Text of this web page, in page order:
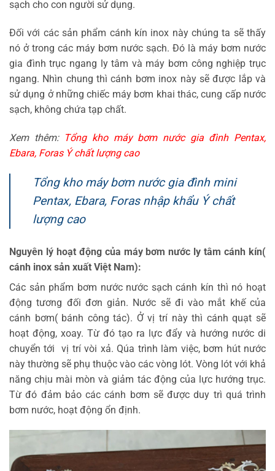
sạch cho con người sử dụng.
Đối với các sản phẩm cánh kín inox này chúng ta sẽ thấy
nó ở trong các máy bơm nước sạch. Đó là máy bơm nước
gia đình trục ngang ly tâm và máy bơm công nghiệp trục
ngang. Nhìn chung thì cánh bơm inox này sẽ được lắp và
sử dụng ở những chiếc máy bơm khai thác, cung cấp nước
sạch, không chứa tạp chất.
Xem thêm: Tổng kho máy bơm nước gia đình Pentax,
Ebara, Foras Ý chất lượng cao
Tổng kho máy bơm nước gia đình mini
Pentax, Ebara, Foras nhập khẩu Ý chất
lượng cao
Nguyên lý hoạt động của máy bơm nước ly tâm cánh kín(
cánh inox sản xuất Việt Nam):
Các sản phẩm bơm nước nước sạch cánh kín thì nó hoạt
động tương đối đơn giản. Nước sẽ đi vào mắt khế của
cánh bơm( bánh công tác). Ở vị trí này thì cánh quạt sẽ
hoạt động, xoay. Từ đó tạo ra lực đẩy và hướng nước di
chuyển tới vị trí vòi xả. Qúa trình làm việc, bơm hút nước
này thường sẽ phụ thuộc vào các vòng lót. Vòng lót với khả
năng chịu mài mòn và giảm tác động của lực hướng trục.
Từ đó đảm bảo các cánh bơm sẽ được duy trì quá trình
bơm nước, hoạt động ổn định.